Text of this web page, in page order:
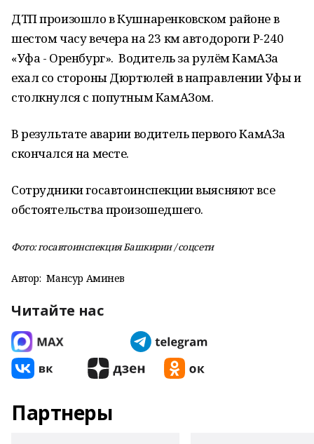
ДТП произошло в Кушнаренковском районе в
шестом часу вечера на 23 км автодороги Р-240
«Уфа - Оренбург». Водитель за рулём КамАЗа
ехал со стороны Дюртюлей в направлении Уфы и
столкнулся с попутным КамАЗом.
В результате аварии водитель первого КамАЗа
скончался на месте.
Сотрудники госавтоинспекции выясняют все
обстоятельства произошедшего.
Фото: госавтоинспекция Башкирии / соцсети
Автор: Мансур Аминев
Читайте нас
Партнеры